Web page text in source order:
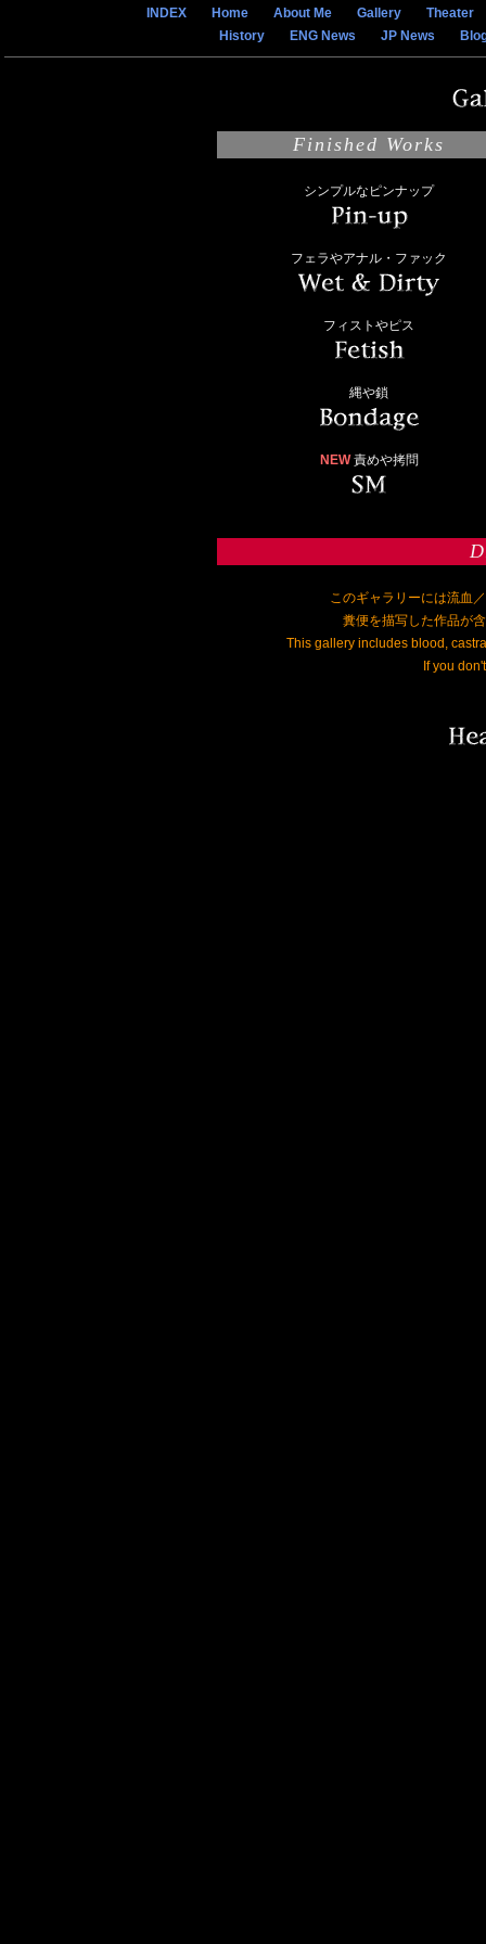
INDEX Home About Me Gallery
Theater
History
ENG News JP News
Finished Works
シンプルなピンナップ
フェラやアナル・ファック
フィストやピス
縄や鎖
NEW責めや拷問
このギャラリーには流血
糞便を描写した作品が
This gallery includes blood,
If you